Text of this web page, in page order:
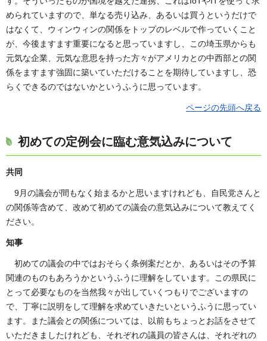
められていますので、単なる売り込み、あるいは買うというだけで
はなくて、ウィンウィンの関係をトップのレベルで作っていくこと
が、今後ますます重要になると思っていますし、この埼玉県からも
元気な企業、元気な意思を持った方々がアメリカとの中西部との関
係をますます強固に築いていただけることを期待していますし、恐
らくできるのではないかというふうに思っています。
ページの先頭へ戻る
初めての定例会に臨む意気込みについて
共同
9月の議会が間もなく始まるかと思いますけれども、自民党さんと
の関係等含めて、改めて初めての議会の意気込みについて教えてく
ださい。
知事
初めての議会の中ではおそらく条例案だとか、あるいはその予算
関連のものもあろうかというふうに理解をしています。この県民に
とって必要なものを当然我々が出していくつもりでございますの
で、丁寧に説明をして理解を求めていきたいというふうに思ってい
ます。また議会との関係については、以前もちょっとお話をさせて
いただきましたけれども、それぞれの議員の皆さんは、それぞれの